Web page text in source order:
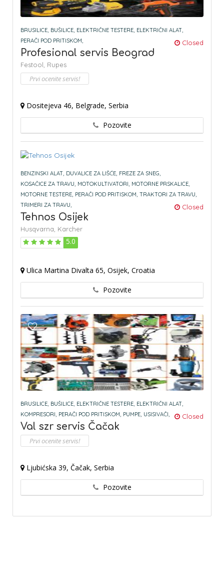
BRUSILICE, BUŠILICE, ELEKTRIČNE TESTERE, ELEKTRIČNI ALAT,
PERAČI POD PRITISKOM,
Closed
Profesional servis Beograd
Festool, Rupes
Prvi ocenite servis!
Dositejeva 46, Belgrade, Serbia
Pozovite
BENZINSKI ALAT, DUVALICE ZA LIŠĆE, FREZE ZA SNEG,
KOSAČICE ZA TRAVU, MOTOKULTIVATORI, MOTORNE PRSKALICE,
MOTORNE TESTERE, PERAČI POD PRITISKOM, TRAKTORI ZA TRAVU,
TRIMERI ZA TRAVU,
Closed
Tehnos Osijek
Husqvarna, Karcher
5.0
Ulica Martina Divalta 65, Osijek, Croatia
Pozovite
BRUSILICE, BUŠILICE, ELEKTRIČNE TESTERE, ELEKTRIČNI ALAT,
KOMPRESORI, PERAČI POD PRITISKOM, PUMPE, USISIVAČI, Closed
Val szr servis Čačak
Prvi ocenite servis!
Ljubićska 39, Čačak, Serbia
Pozovite